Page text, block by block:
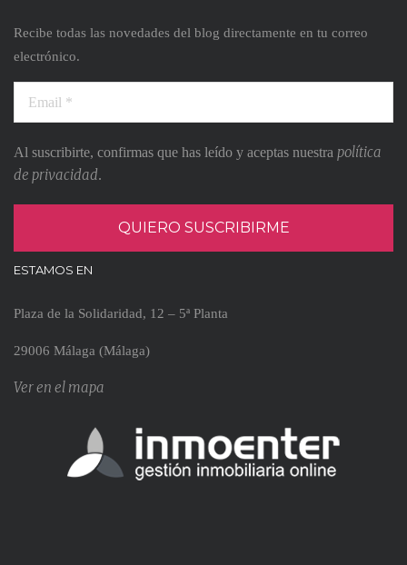
Recibe todas las novedades del blog directamente en tu correo
electrónico.
Al suscribirte, confirmas que has leído y aceptas nuestra política
de privacidad.
ESTAMOS EN
Plaza de la Solidaridad, 12 – 5ª Planta
29006 Málaga (Málaga)
Ver en el mapa